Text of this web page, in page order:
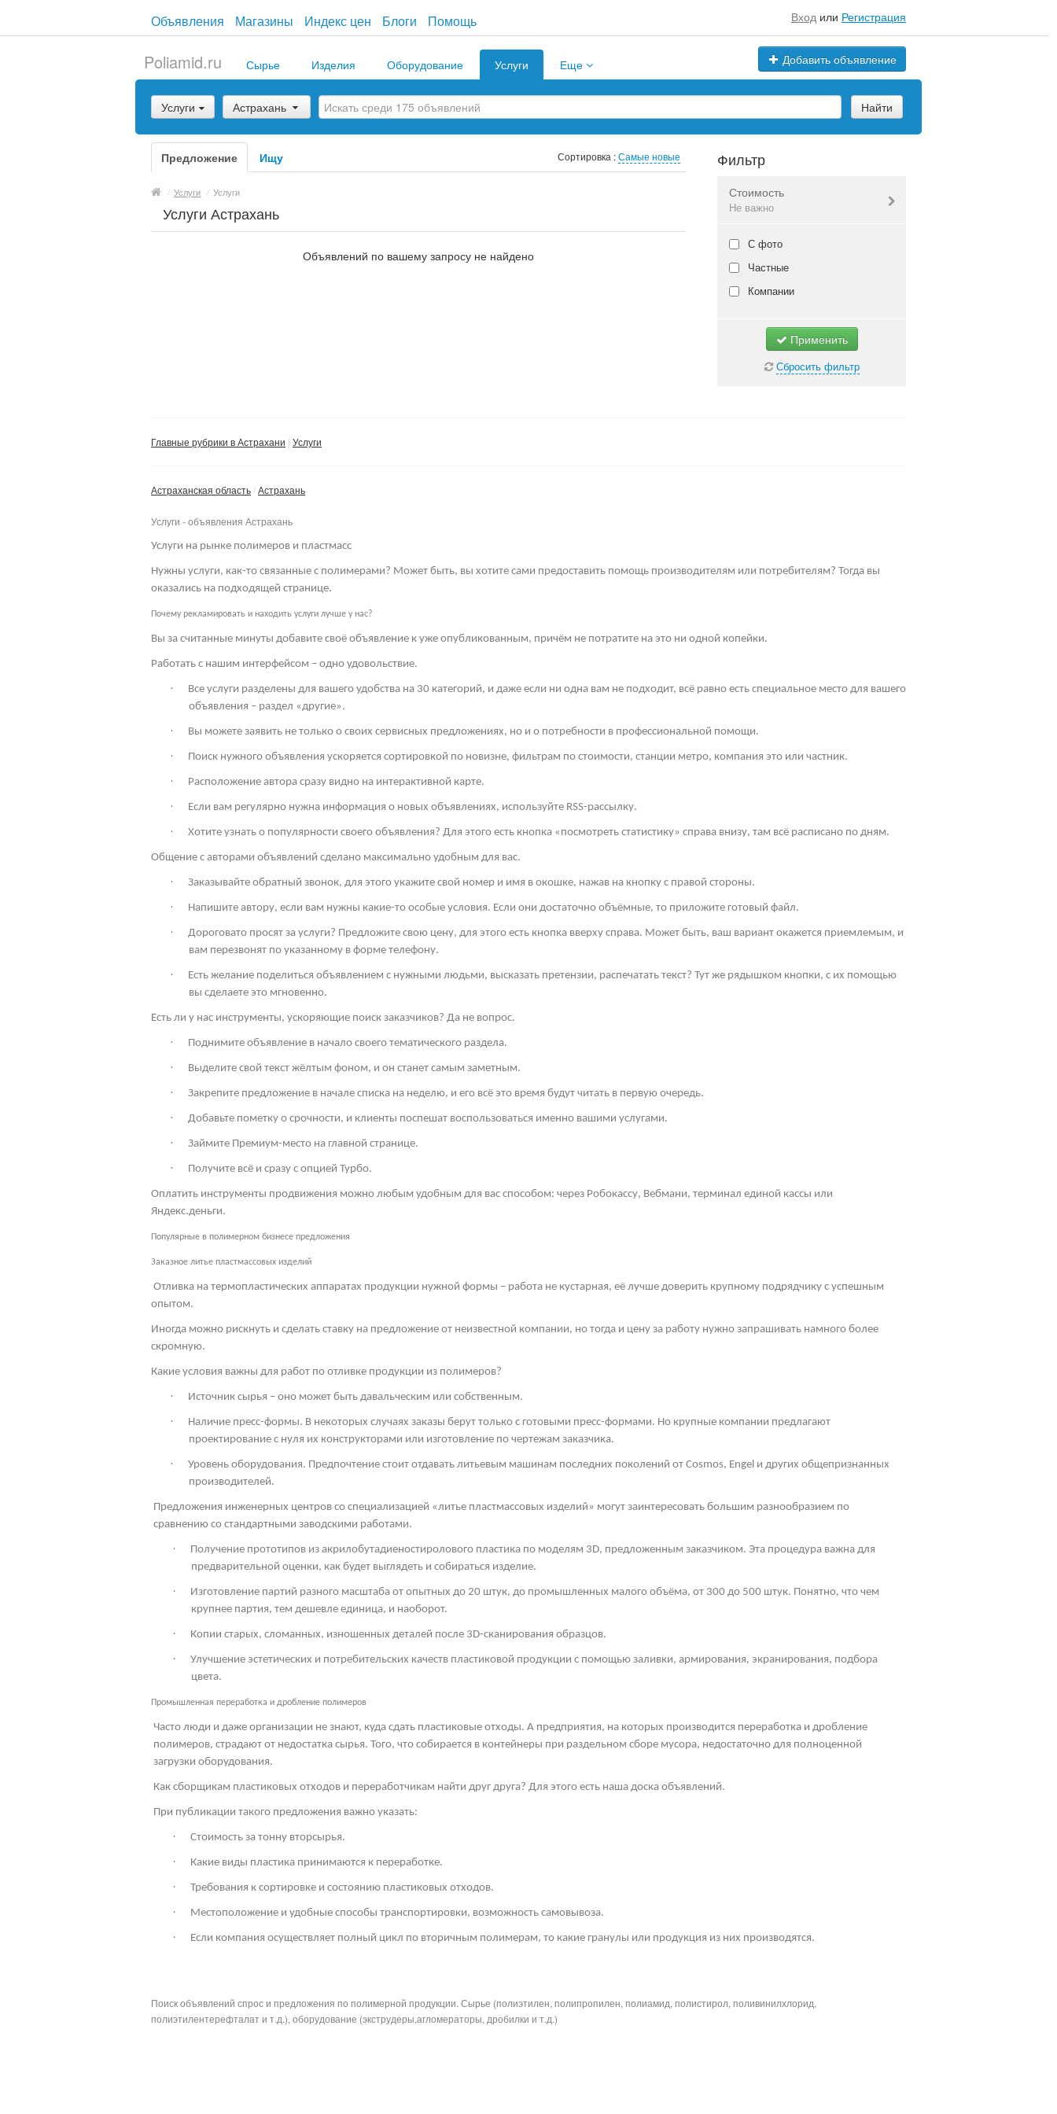
Объявления Магазины Индекс цен Блоги Помощь Вход или Регистрация
Добавить объявление
Poliamid.ru Сырье Изделия Оборудование Услуги Еще
Услуги Астрахань Найти
Предложение Ищу Сортировка :Самые новые
/ Услуги / Услуги
Услуги Астрахань
Объявлений по вашему запросу не найдено
Фильтр
Стоимость
Не важно
Валюта:руб.
С фото
Частные
Компании
Применить
Сбросить фильтр
Главные рубрики в Астрахани Услуги
Астраханская область Астрахань
Услуги - объявления Астрахань
Услуги на рынке полимеров и пластмасс
Нужны услуги, как-то связанные с полимерами? Может быть, вы хотите сами предоставить помощь производителям или потребителям? Тогда вы
оказались на подходящей странице.
Почему рекламировать и находить услуги лучше у нас?
Вы за считанные минуты добавите своё объявление к уже опубликованным, причём не потратите на это ни одной копейки.
Работать с нашим интерфейсом – одно удовольствие.
·
Все услуги разделены для вашего удобства на 30 категорий, и даже если ни одна вам не подходит, всё равно есть специальное место для вашего
объявления – раздел «другие».
· Вы можете заявить не только о своих сервисных предложениях, но и о потребности в профессиональной помощи.
· Поиск нужного объявления ускоряется сортировкой по новизне, фильтрам по стоимости, станции метро, компания это или частник.
· Расположение автора сразу видно на интерактивной карте.
· Если вам регулярно нужна информация о новых объявлениях, используйте RSS-рассылку.
· Хотите узнать о популярности своего объявления? Для этого есть кнопка «посмотреть статистику» справа внизу, там всё расписано по дням.
Общение с авторами объявлений сделано максимально удобным для вас.
· Заказывайте обратный звонок, для этого укажите свой номер и имя в окошке, нажав на кнопку с правой стороны.
· Напишите автору, если вам нужны какие-то особые условия. Если они достаточно объёмные, то приложите готовый файл.
·
Дороговато просят за услуги? Предложите свою цену, для этого есть кнопка вверху справа. Может быть, ваш вариант окажется приемлемым, и
вам перезвонят по указанному в форме телефону.
·
Есть желание поделиться объявлением с нужными людьми, высказать претензии, распечатать текст? Тут же рядышком кнопки, с их помощью
вы сделаете это мгновенно.
Есть ли у нас инструменты, ускоряющие поиск заказчиков? Да не вопрос.
· Поднимите объявление в начало своего тематического раздела.
· Выделите свой текст жёлтым фоном, и он станет самым заметным.
· Закрепите предложение в начале списка на неделю, и его всё это время будут читать в первую очередь.
· Добавьте пометку о срочности, и клиенты поспешат воспользоваться именно вашими услугами.
· Займите Премиум-место на главной странице.
· Получите всё и сразу с опцией Турбо.
Оплатить инструменты продвижения можно любым удобным для вас способом: через Робокассу, Вебмани, терминал единой кассы или
Яндекс.деньги.
Популярные в полимерном бизнесе предложения
Заказное литье пластмассовых изделий
Отливка на термопластических аппаратах продукции нужной формы – работа не кустарная, её лучше доверить крупному подрядчику с успешным
опытом.
Иногда можно рискнуть и сделать ставку на предложение от неизвестной компании, но тогда и цену за работу нужно запрашивать намного более
скромную.
Какие условия важны для работ по отливке продукции из полимеров?
· Источник сырья – оно может быть давальческим или собственным.
·
Наличие пресс-формы. В некоторых случаях заказы берут только с готовыми пресс-формами. Но крупные компании предлагают
проектирование с нуля их конструкторами или изготовление по чертежам заказчика.
· Уровень оборудования. Предпочтение стоит отдавать литьевым машинам последних поколений от Cosmos, Engel и других общепризнанных
производителей.
Предложения инженерных центров со специализацией «литье пластмассовых изделий» могут заинтересовать большим разнообразием по
сравнению со стандартными заводскими работами.
· Получение прототипов из акрилобутадиеностиролового пластика по моделям 3D, предложенным заказчиком. Эта процедура важна для
предварительной оценки, как будет выглядеть и собираться изделие.
·
Изготовление партий разного масштаба от опытных до 20 штук, до промышленных малого объёма, от 300 до 500 штук. Понятно, что чем
крупнее партия, тем дешевле единица, и наоборот.
· Копии старых, сломанных, изношенных деталей после 3D-сканирования образцов.
·
Улучшение эстетических и потребительских качеств пластиковой продукции с помощью заливки, армирования, экранирования, подбора
цвета.
Промышленная переработка и дробление полимеров
Часто люди и даже организации не знают, куда сдать пластиковые отходы. А предприятия, на которых производится переработка и дробление
полимеров, страдают от недостатка сырья. Того, что собирается в контейнеры при раздельном сборе мусора, недостаточно для полноценной
загрузки оборудования.
Как сборщикам пластиковых отходов и переработчикам найти друг друга? Для этого есть наша доска объявлений.
При публикации такого предложения важно указать:
· Стоимость за тонну вторсырья.
· Какие виды пластика принимаются к переработке.
· Требования к сортировке и состоянию пластиковых отходов.
· Местоположение и удобные способы транспортировки, возможность самовывоза.
· Если компания осуществляет полный цикл по вторичным полимерам, то какие гранулы или продукция из них производятся.
Поиск объявлений спрос и предложения по полимерной продукции. Сырье (полиэтилен, полипропилен, полиамид, полистирол, поливинилхлорид,
полиэтилентерефталат и т.д.), оборудование (экструдеры,агломераторы, дробилки и т.д.)